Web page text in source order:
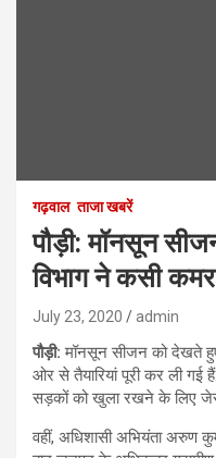
गढ़वाल ताजा खबरें
पौड़ी: मॉनसून
विभाग ने कसी कमर
July 23, 2020 admin
पौड़ी: मॉनसून सीजन को देखते हुए
ओर से तैयारियां पूरी कर ली गई
सड़कों को खुला रखने के लिए
वहीं, अधिशासी अभियंता अरुण